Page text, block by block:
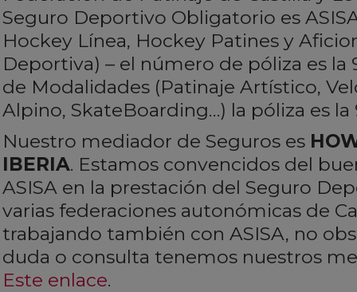
Seguro Deportivo Obligatorio es
Hockey Línea, Hockey Patines y
Deportiva) – el número de póliza es la
de Modalidades (Patinaje Artístico,
Alpino, SkateBoarding…) la póliza es la
Nuestro mediador de Seguros es
IBERIA. Estamos convencidos del
ASISA en la prestación del Seguro
varias federaciones autonómicas de
trabajando también con ASISA, no
duda o consulta tenemos nuestros
Este enlace.